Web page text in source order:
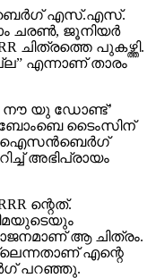
എസ്.എസ്.
ചരണ്‍, ജൂനിയര്‍
ചിത്രത്തെ പുകഴ്ത്തി.
എന്നാണ് താരം
നൗ യു ഡോണ്ട്’
ബോംബെ ടൈംസിന്
ഐസന്‍ബെര്‍ഗ്
അഭിപ്രായം
ന്റെത്.
ആ ചിത്രം.
എന്റെ
പറഞ്ഞു.